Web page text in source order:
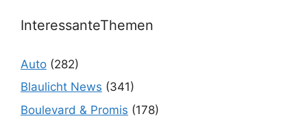
InteressanteThemen
Auto (282)
Blaulicht News (341)
Boulevard & Promis (178)